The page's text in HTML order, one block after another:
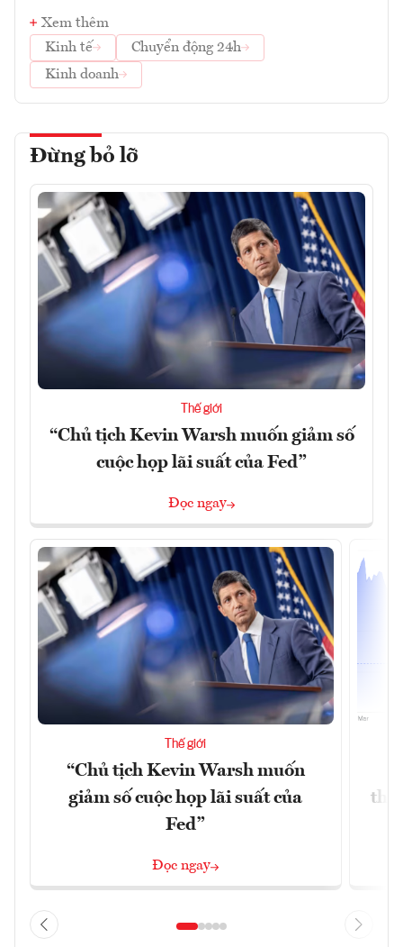
Xem thêm
Kinh tế
Chuyển động 24h
Kinh doanh
Đừng bỏ lỡ
Thế giới
“Chủ tịch Kevin Warsh muốn giảm số
cuộc họp lãi suất của Fed”
Đọc ngay
Thế giới
“Chủ tịch Kevin Warsh muốn
giảm số cuộc họp lãi suất của
Fed”
Đọc ngay